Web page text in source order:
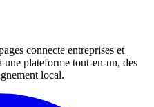
connecte entreprises et
une plateforme tout-en-un, des
local.